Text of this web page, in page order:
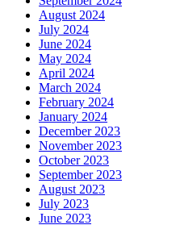
August 2024
July 2024
June 2024
May 2024
April 2024
March 2024
February 2024
January 2024
December 2023
November 2023
October 2023
September 2023
August 2023
July 2023
June 2023